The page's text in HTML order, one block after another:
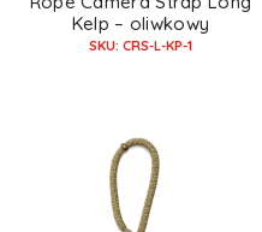
Kelp – oliwkowy
SKU: CRS-L-KP-1